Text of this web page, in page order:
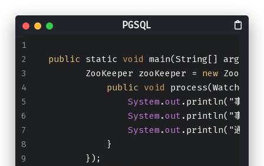
public static void main(String[] args)
        ZooKeeper zooKeeper =
new
public void
System .out .println("事件类
System .out .println("事件路
System .out .println("通知状
            }
        });